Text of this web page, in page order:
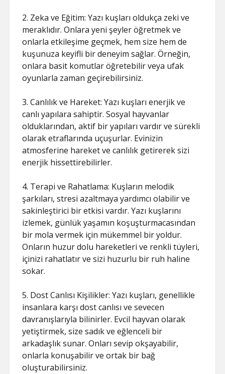
2. Zeka ve Eğitim: Yazı kuşları oldukça zeki ve
meraklıdır. Onlara yeni şeyler öğretmek ve
onlarla etkileşime geçmek, hem size hem de
kuşunuza keyifli bir deneyim sağlar. Örneğin,
onlara basit komutlar öğretebilir veya ufak
oyunlarla zaman geçirebilirsiniz.
3. Canlılık ve Hareket: Yazı kuşları enerjik ve
canlı yapılara sahiptir. Sosyal hayvanlar
olduklarından, aktif bir yapıları vardır ve sürekli
olarak etraflarında uçuşurlar. Evinizin
atmosferine hareket ve canlılık getirerek sizi
enerjik hissettirebilirler.
4. Terapi ve Rahatlama: Kuşların melodik
şarkıları, stresi azaltmaya yardımcı olabilir ve
sakinleştirici bir etkisi vardır. Yazı kuşlarını
izlemek, günlük yaşamın koşuşturmacasından
bir mola vermek için mükemmel bir yoldur.
Onların huzur dolu hareketleri ve renkli tüyleri,
içinizi rahatlatır ve sizi huzurlu bir ruh haline
sokar.
5. Dost Canlısı Kişilikler: Yazı kuşları, genellikle
insanlara karşı dost canlısı ve sevecen
davranışlarıyla bilinirler. Evcil hayvan olarak
yetiştirmek, size sadık ve eğlenceli bir
arkadaşlık sunar. Onları sevip okşayabilir,
onlarla konuşabilir ve ortak bir bağ
oluşturabilirsiniz.